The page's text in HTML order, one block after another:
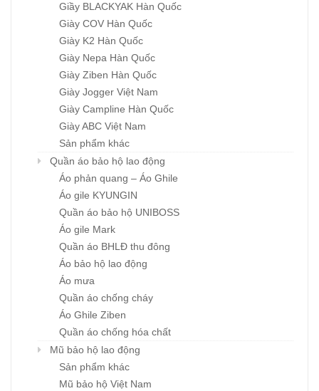
Giầy BLACKYAK Hàn Quốc
Giày COV Hàn Quốc
Giày K2 Hàn Quốc
Giày Nepa Hàn Quốc
Giày Ziben Hàn Quốc
Giày Jogger Việt Nam
Giày Campline Hàn Quốc
Giày ABC Việt Nam
Sản phẩm khác
Quần áo bảo hộ lao động
Áo phản quang – Áo Ghile
Áo gile KYUNGIN
Quần áo bảo hộ UNIBOSS
Áo gile Mark
Quần áo BHLĐ thu đông
Áo bảo hộ lao động
Áo mưa
Quần áo chống cháy
Áo Ghile Ziben
Quần áo chống hóa chất
Mũ bảo hộ lao động
Sản phẩm khác
Mũ bảo hộ Việt Nam